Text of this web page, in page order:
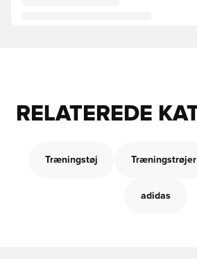
RELATEREDE
Træningstøj Træningstrøjer
adidas